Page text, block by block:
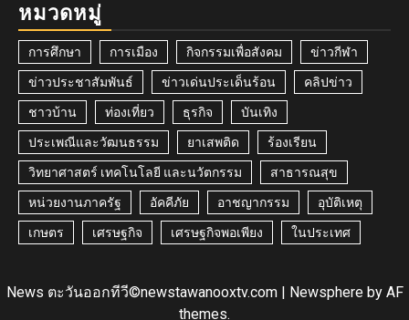
หมวดหมู่
การศึกษา การเมือง กิจกรรมเพื่อสังคม ข่าวกีฬา
ข่าวประชาสัมพันธ์ ข่าวเด่นประเด็นร้อน คลิปข่าว
ชาวบ้าน ท่องเที่ยว ธุรกิจ บันเทิง
ประเพณีและวัฒนธรรม ยาเสพติด ร้องเรียน
วิทยาศาสตร์ เทคโนโลยี และนวัตกรรม สาธารณสุข
หน่วยงานภาครัฐ อัคคีภัย อาชญากรรม อุบัติเหตุ
เกษตร เศรษฐกิจ เศรษฐกิจพอเพียง ในประเทศ
News ตะวันออกทีวี©newstawanooxtv.com | Newsphereby AF
themes.